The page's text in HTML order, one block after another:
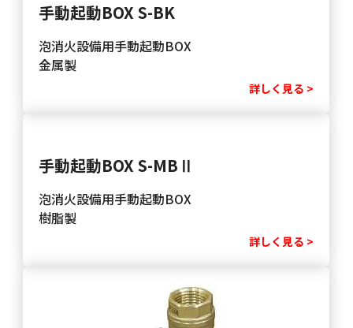
手動起動BOX S-BK
泡消火設備用手動起動BOX
金属製
詳しく見る >
手動起動BOX S-MBⅡ
泡消火設備用手動起動BOX
樹脂製
詳しく見る >